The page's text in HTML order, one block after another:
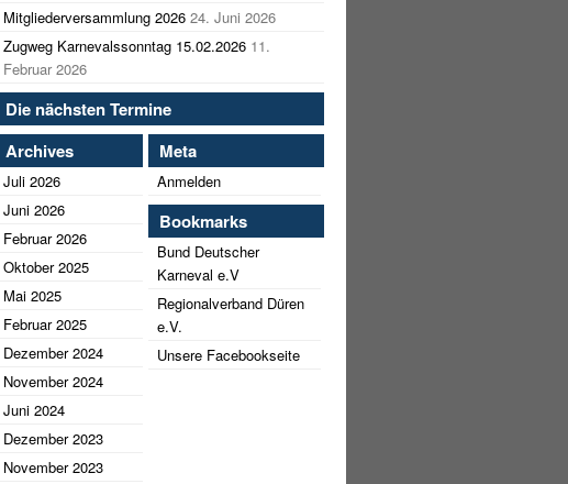
Mitgliederversammlung 2026 24. Juni 2026
Zugweg Karnevalssonntag 15.02.2026 11.
Februar 2026
Die nächsten Termine
Archives
Juli 2026
Juni 2026
Februar 2026
Oktober 2025
Mai 2025
Februar 2025
Dezember 2024
November 2024
Juni 2024
Dezember 2023
November 2023
Meta
Anmelden
Bookmarks
Bund Deutscher
Karneval e.V
Regionalverband Düren
e.V.
Unsere Facebookseite